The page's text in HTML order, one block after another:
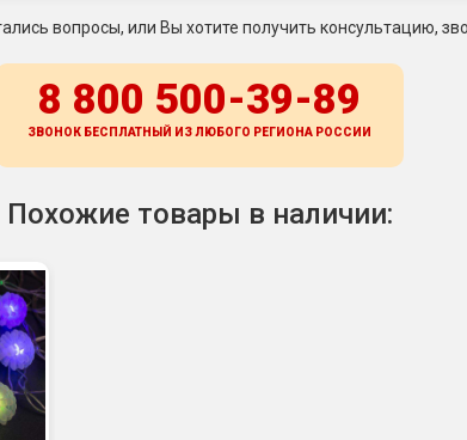
вопросы, или Вы хотите получить консультацию,
8 800 500-39-89
ЗВОНОК БЕСПЛАТНЫЙ ИЗ ЛЮБОГО РЕГИОНА РОССИИ
Похожие товары в наличии: